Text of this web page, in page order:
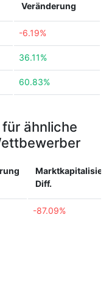
Veränderung
-6.19%
36.11%
60.83%
ähnliche
Diff.
-87.09%